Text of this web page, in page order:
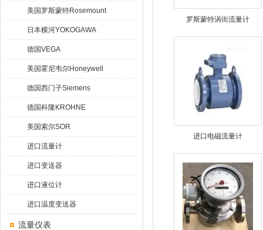
美国罗斯蒙特Rosemount
日本横河YOKOGAWA
德国VEGA
美国霍尼韦尔Honeywell
德国西门子Siemens
德国科隆KROHNE
美国索尔SOR
进口流量计
进口变送器
进口液位计
进口温度变送器
流量仪表
罗斯蒙特涡街流量计
进口电磁流量计